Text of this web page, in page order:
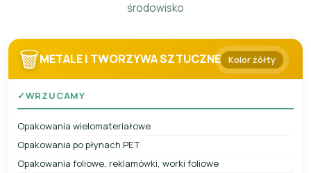
środowisko
🗑️METALE I TWORZYWA SZTUCZNE Kolor żółty
✓WRZUCAMY
Opakowania wielomateriałowe
Opakowania po płynach PET
Opakowania foliowe, reklamówki, worki foliowe